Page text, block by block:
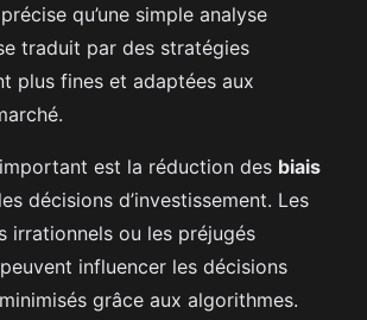
qu’une simple analyse
traduit par des stratégies
plus fines et adaptées aux
est la réduction des biais
décisions d’investissement. Les
irrationnels ou les préjugés
influencer les décisions
grâce aux algorithmes.